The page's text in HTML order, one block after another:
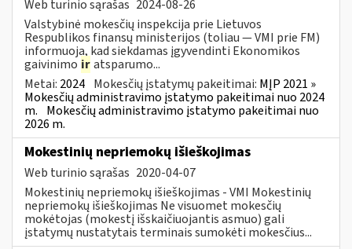
Web turinio sąrašas 2024-08-26
Valstybinė mokesčių inspekcija prie Lietuvos
Respublikos finansų ministerijos (toliau — VMI prie FM)
informuoja, kad siekdamas įgyvendinti Ekonomikos
gaivinimo iratsparumo...
Metai: 2024 Mokesčių įstatymų pakeitimai: MĮP 2021 »
Mokesčių administravimo įstatymo pakeitimai nuo 2024
m. Mokesčių administravimo įstatymo pakeitimai nuo
2026 m.
Mokestinių nepriemokų išieškojimas
Web turinio sąrašas 2020-04-07
Mokestinių nepriemokų išieškojimas - VMI Mokestinių
nepriemokų išieškojimas Ne visuomet mokesčių
mokėtojas (mokestį išskaičiuojantis asmuo) gali
įstatymų nustatytais terminais sumokėti mokesčius...